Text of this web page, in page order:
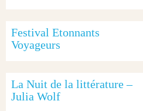
Festival Etonnants
Voyageurs
La Nuit de la littérature –
Julia Wolf